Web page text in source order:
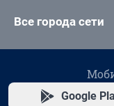
Все города сети
Google